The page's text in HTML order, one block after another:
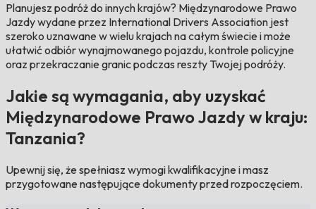
Planujesz podróż do innych krajów? Międzynarodowe Prawo
Jazdy wydane przez International Drivers Association jest
szeroko uznawane w wielu krajach na całym świecie i może
ułatwić odbiór wynajmowanego pojazdu, kontrole policyjne
oraz przekraczanie granic podczas reszty Twojej podróży.
Jakie są wymagania, aby uzyskać
Międzynarodowe Prawo Jazdy w kraju:
Tanzania?
Upewnij się, że spełniasz wymogi kwalifikacyjne i masz
przygotowane następujące dokumenty przed rozpoczęciem.